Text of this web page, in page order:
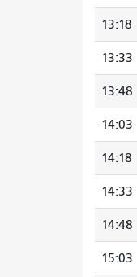
13:18
13:33
13:48
14:03
14:18
14:33
14:48
15:03